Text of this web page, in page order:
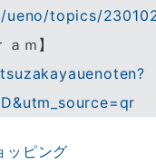
topics/
ｍ】